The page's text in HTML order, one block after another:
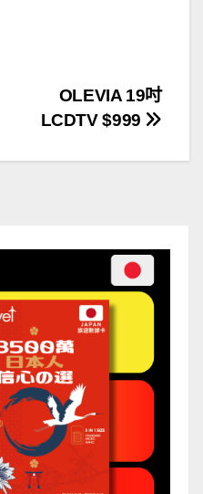
OLEVIA 19吋
LCDTV $999